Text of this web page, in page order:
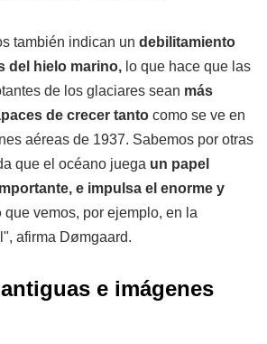
también indican un debilitamiento
del hielo marino, lo que hace que las
de los glaciares sean más
de crecer tanto como se ve en
aéreas de 1937. Sabemos por otras
que el océano juega un papel
e impulsa el enorme y
que vemos, por ejemplo, en la
afirma Dømgaard.
e imágenes